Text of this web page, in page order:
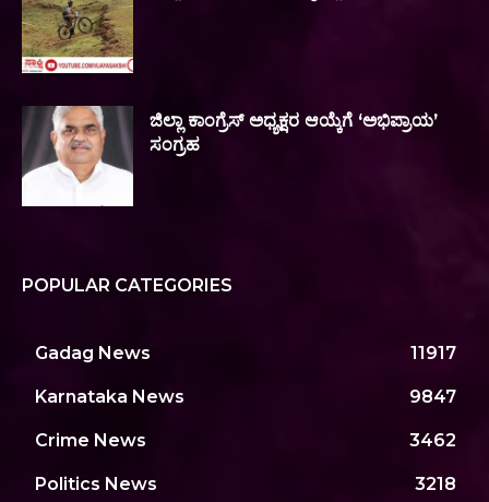
ಜಿಲ್ಲಾ ಕಾಂಗ್ರೆಸ್ ಅಧ್ಯಕ್ಷರ ಆಯ್ಕೆಗೆ ‘ಅಭಿಪ್ರಾಯ’
ಸಂಗ್ರಹ
POPULAR CATEGORIES
Gadag News 11917
Karnataka News 9847
Crime News 3462
Politics News 3218